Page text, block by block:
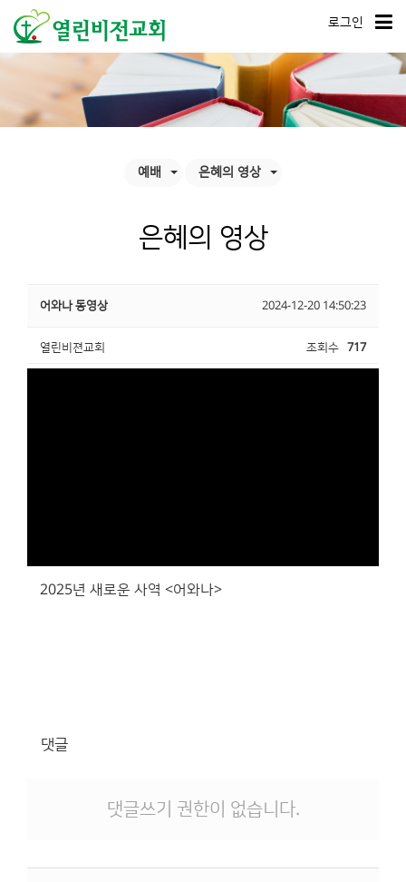
로그인
예배 은혜의 영상
은혜의 영상
어와나 동영상 2024-12-20 14:50:23
열린비젼교회 조회수 717
2025년 새로운 사역 <어와나>
댓글
댓글쓰기 권한이 없습니다.